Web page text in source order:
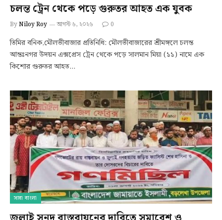
চলন্ত ট্রেন থেকে পড়ে গুরুতর আহত এক যুবক
ByNiloy Roy আগস্ট ৬, ২০২৬ 0
তিমির বনিক,মৌলভীবাজার প্রতিনিধি: মৌলভীবাজারের শ্রীমঙ্গলে চলন্ত
আন্তঃনগর উদয়ন এক্সপ্রেস ট্রেন থেকে পড়ে সালমান মিয়া (১১) নামে এক
কিশোর গুরুতর আহত…
সারা বাংলা